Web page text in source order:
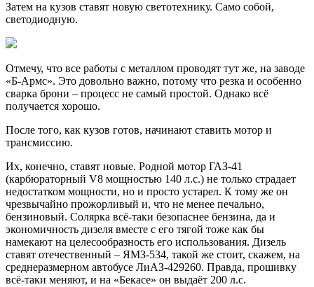
Затем на кузов ставят новую светотехнику. Само собой,
светодиодную.
Отмечу, что все работы с металлом проводят тут же, на заводе
«Б-Армс». Это довольно важно, потому что резка и особенно
сварка брони – процесс не самый простой. Однако всё
получается хорошо.
После того, как кузов готов, начинают ставить мотор и
трансмиссию.
Их, конечно, ставят новые. Родной мотор ГАЗ-41
(карбюраторный V8 мощностью 140 л.с.) не только страдает
недостатком мощности, но и просто устарел. К тому же он
чрезвычайно прожорливый и, что не менее печально,
бензиновый. Солярка всё-таки безопаснее бензина, да и
экономичность дизеля вместе с его тягой тоже как бы
намекают на целесообразность его использования. Дизель
ставят отечественный – ЯМЗ-534, такой же стоит, скажем, на
среднеразмерном автобусе ЛиАЗ-429260. Правда, прошивку
всё-таки меняют, и на «Бекасе» он выдаёт 200 л.с.